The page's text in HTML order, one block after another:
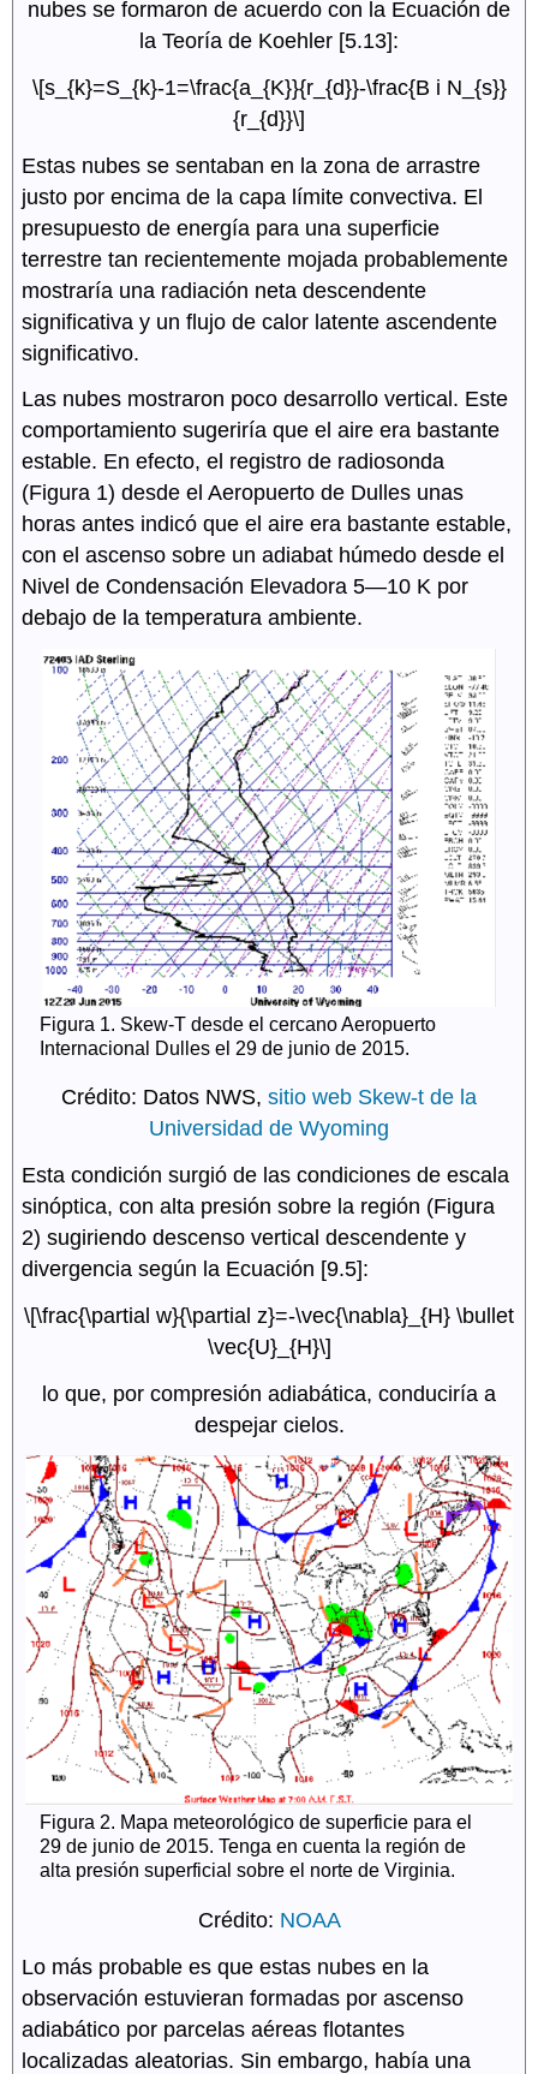
nubes se formaron de acuerdo con la Ecuación de
la Teoría de Koehler [5.13]:
\[s_{k}=S_{k}-1=\frac{a_{K}}{r_{d}}-\frac{B i N_{s}}
{r_{d}}\]
Estas nubes se sentaban en la zona de arrastre
justo por encima de la capa límite convectiva. El
presupuesto de energía para una superficie
terrestre tan recientemente mojada probablemente
mostraría una radiación neta descendente
significativa y un flujo de calor latente ascendente
significativo.
Las nubes mostraron poco desarrollo vertical. Este
comportamiento sugeriría que el aire era bastante
estable. En efecto, el registro de radiosonda
(Figura 1) desde el Aeropuerto de Dulles unas
horas antes indicó que el aire era bastante estable,
con el ascenso sobre un adiabat húmedo desde el
Nivel de Condensación Elevadora 5—10 K por
debajo de la temperatura ambiente.
Figura 1. Skew-T desde el cercano Aeropuerto
Internacional Dulles el 29 de junio de 2015.
Crédito: Datos NWS, sitio web Skew-t de la
Universidad de Wyoming
Esta condición surgió de las condiciones de escala
sinóptica, con alta presión sobre la región (Figura
2) sugiriendo descenso vertical descendente y
divergencia según la Ecuación [9.5]:
\[\frac{\partial w}{\partial z}=-\vec{\nabla}_{H} \bullet
\vec{U}_{H}\]
lo que, por compresión adiabática, conduciría a
despejar cielos.
Figura 2. Mapa meteorológico de superficie para el
29 de junio de 2015. Tenga en cuenta la región de
alta presión superficial sobre el norte de Virginia.
Crédito: NOAA
Lo más probable es que estas nubes en la
observación estuvieran formadas por ascenso
adiabático por parcelas aéreas flotantes
localizadas aleatorias. Sin embargo, había una